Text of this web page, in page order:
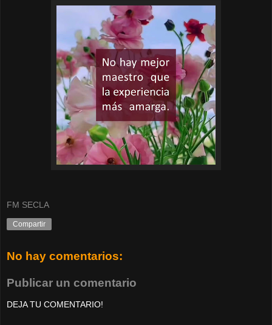
FM SECLA
Compartir
No hay comentarios:
Publicar un comentario
DEJA TU COMENTARIO!